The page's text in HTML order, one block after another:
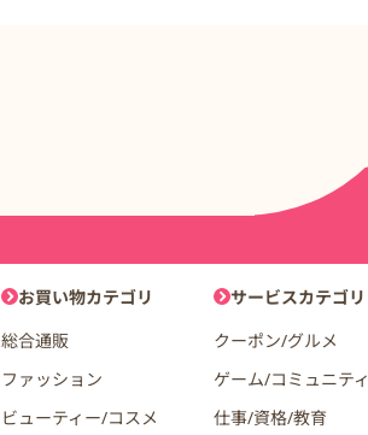
DDuetコインモールナビゲーション
お買い物カテゴリ
総合通販
ファッション
ビューティー/コスメ
サービスカテゴリ
クーポン/グルメ
ゲーム/コミュニティ
仕事/資格/教育